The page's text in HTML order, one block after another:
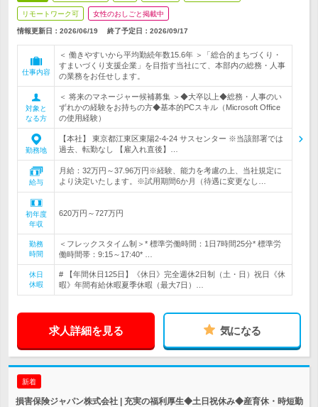
リモートワーク可 女性のおしごと掲載中
情報更新日：2026/06/19 終了予定日： 2026/09/17
仕事内容
＜ 働きやすいから平均勤続年数15.6年 ＞「総合的まちづくり・
すまいづくり支援企業」を目指す当社にて、本部内の総務・人事
の業務をお任せします。
対象と
なる方
＜ 将来のマネージャー候補募集 ＞◆大卒以上◆総務・人事のい
ずれかの経験をお持ちの方◆基本的PCスキル（Microsoft Office
の使用経験）
勤務地
【本社】 東京都江東区東陽2-4-24 サスセンター ※当該部署では
過去、転勤なし 【雇入れ直後】…
給与
月給：32万円～37.96万円※経験、能力を考慮の上、当社規定に
より決定いたします。※試用期間6か月（待遇に変更なし…
初年度
年収
620万円～727万円
勤務
時間
＜フレックスタイム制＞* 標準労働時間：1日7時間25分* 標準労
働時間帯：9:15～17:40* …
休日
休暇
# 【年間休日125日】《休日》完全週休2日制（土・日）祝日《休
暇》年間有給休暇夏季休暇（最大7日）…
求人詳細を見る 気になる
新着
損害保険ジャパン株式会社 | 充実の福利厚生◆土日祝休み◆産育休・時短勤